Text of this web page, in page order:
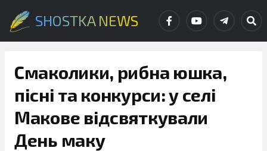
SHOSTKA NEWS
Смаколики, рибна юшка,
пісні та конкурси: у селі
Макове відсвяткували
День маку